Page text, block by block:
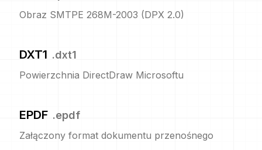
Obraz SMTPE 268M-2003 (DPX 2.0)
DXT1 .dxt1
Powierzchnia DirectDraw Microsoftu
EPDF .epdf
Załączony format dokumentu przenośnego